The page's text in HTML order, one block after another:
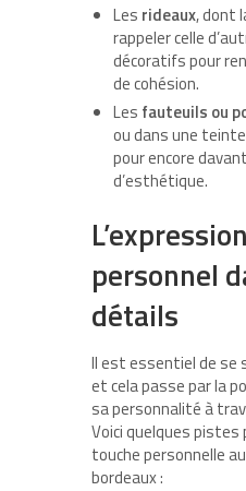
Les rideaux, dont
rappeler celle
décoratifs pour
de cohésion.
Les fauteuils ou
ou dans une
pour encore
d’esthétique.
personnel
détails
Il est essentiel de se
et cela passe par la
sa personnalité à
Voici quelques
touche personnelle
bordeaux :